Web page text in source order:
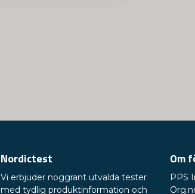
Nordictest
Vi erbjuder noggrant utvalda tester
med tydlig produktinformation och
Om
PPS